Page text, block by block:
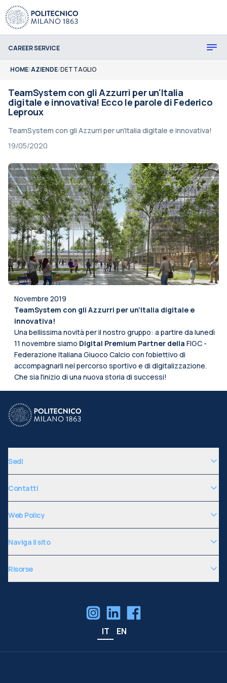
CAREER SERVICE
HOME/AZIENDE/DETTAGLIO
TeamSystem con gli Azzurri per un'Italia
digitale e innovativa! Ecco le parole di Federico
Leproux
TeamSystem con gli Azzurri per un'Italia digitale e innovativa!
19/05/2020
Novembre 2019
TeamSystem con gli Azzurri per un'Italia digitale e
innovativa!
Una bellissima novità per il nostro gruppo: a partire da lunedì
11 novembre siamo Digital Premium Partner della FIGC -
Federazione Italiana Giuoco Calcio con l'obiettivo di
accompagnarli nel percorso sportivo e di digitalizzazione.
Che sia l'inizio di una nuova storia di successi!
Sedi
Contatti
Web Policy
Naviga il sito
Risorse
IT EN